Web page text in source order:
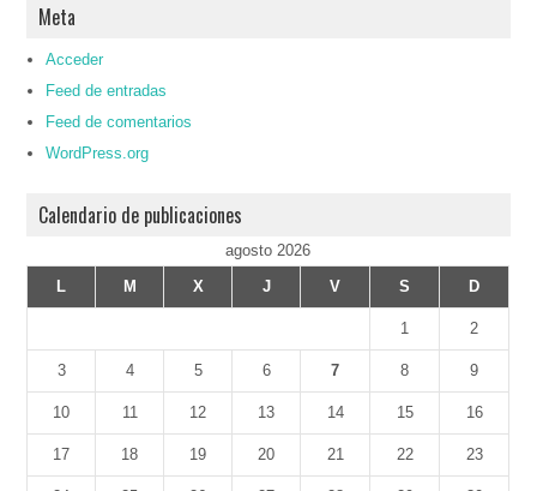
Meta
Acceder
Feed de entradas
Feed de comentarios
WordPress.org
Calendario de publicaciones
agosto 2026
L
M X J V S D
1 2
3 4 5 6 7 8 9
10 11 12 13 14 15 16
17 18 19 20 21 22 23